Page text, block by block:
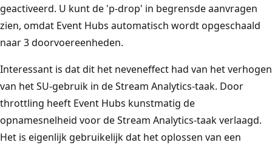
geactiveerd. U kunt de 'p-drop' in begrensde aanvragen
zien, omdat Event Hubs automatisch wordt opgeschaald
naar 3 doorvoereenheden.
Interessant is dat dit het neveneffect had van het verhogen
van het SU-gebruik in de Stream Analytics-taak. Door
throttling heeft Event Hubs kunstmatig de
opnamesnelheid voor de Stream Analytics-taak verlaagd.
Het is eigenlijk gebruikelijk dat het oplossen van een